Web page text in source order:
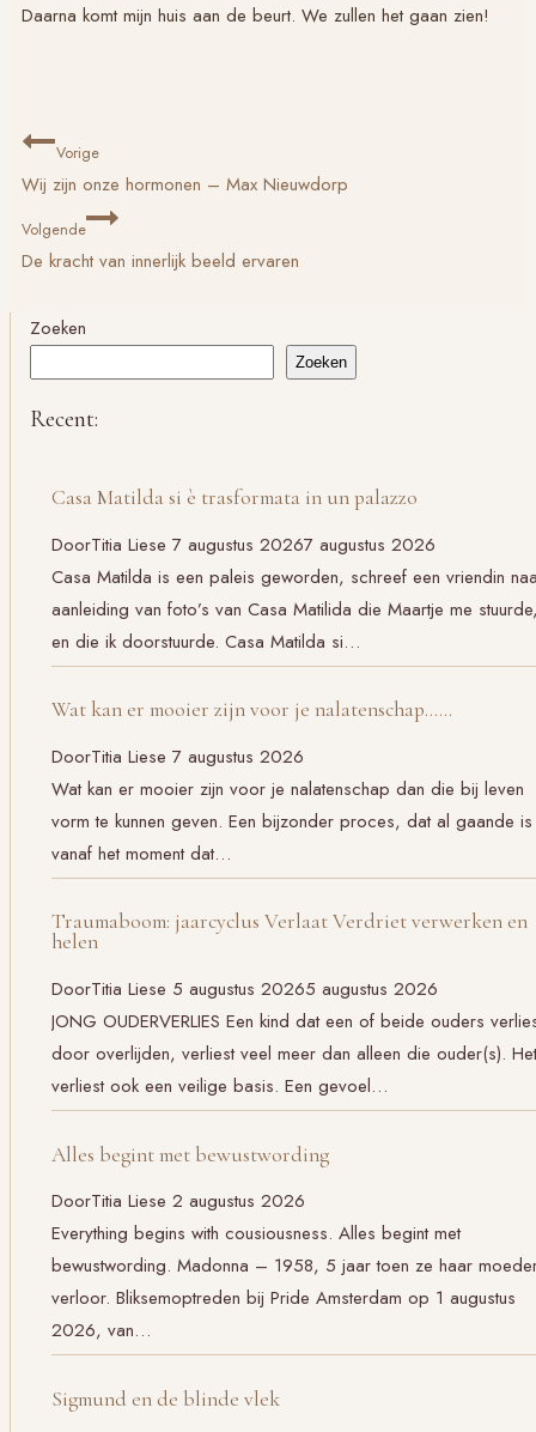
Daarna komt mijn huis aan de beurt. We zullen het gaan zien!
Bericht
navigatie
Vorige
Wij zijn onze hormonen – Max Nieuwdorp
Volgende
De kracht van innerlijk beeld ervaren
Zoeken
Zoeken
Recent:
Casa Matilda si è trasformata in un palazzo
DoorTitia Liese 7 augustus 20267 augustus 2026
Casa Matilda is een paleis geworden, schreef een vriendin
aanleiding van foto’s van Casa Matilida die Maartje me
en die ik doorstuurde. Casa Matilda si…
Wat kan er mooier zijn voor je nalatenschap……
DoorTitia Liese 7 augustus 2026
Wat kan er mooier zijn voor je nalatenschap dan die bij leven
vorm te kunnen geven. Een bijzonder proces, dat al gaande is
vanaf het moment dat…
Traumaboom: jaarcyclus Verlaat Verdriet verwerken en
helen
DoorTitia Liese 5 augustus 20265 augustus 2026
JONG OUDERVERLIES Een kind dat een of beide ouders
door overlijden, verliest veel meer dan alleen die ouder(s). Het
verliest ook een veilige basis. Een gevoel…
Alles begint met bewustwording
DoorTitia Liese 2 augustus 2026
Everything begins with cousiousness. Alles begint met
bewustwording. Madonna – 1958, 5 jaar toen ze haar
verloor. Bliksemoptreden bij Pride Amsterdam op 1 augustus
2026, van…
Sigmund en de blinde vlek